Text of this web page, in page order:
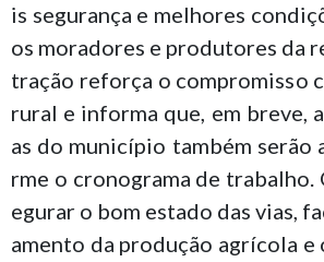
is segurança e melhores
os moradores e produtores da
tração reforça o compromisso
rural e informa que, em breve,
as do município também serão
rme o cronograma de trabalho.
egurar o bom estado das vias,
amento da produção agrícola e